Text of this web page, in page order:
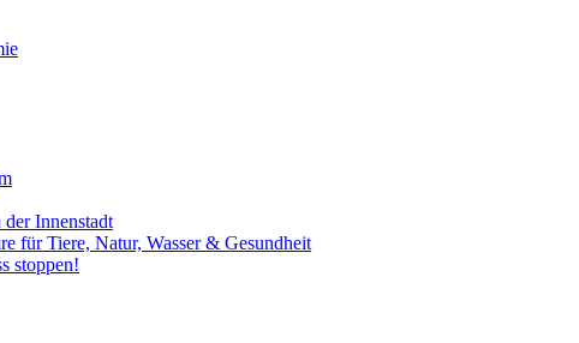
Innenstadt
für Tiere, Natur, Wasser & Gesundheit
stoppen!